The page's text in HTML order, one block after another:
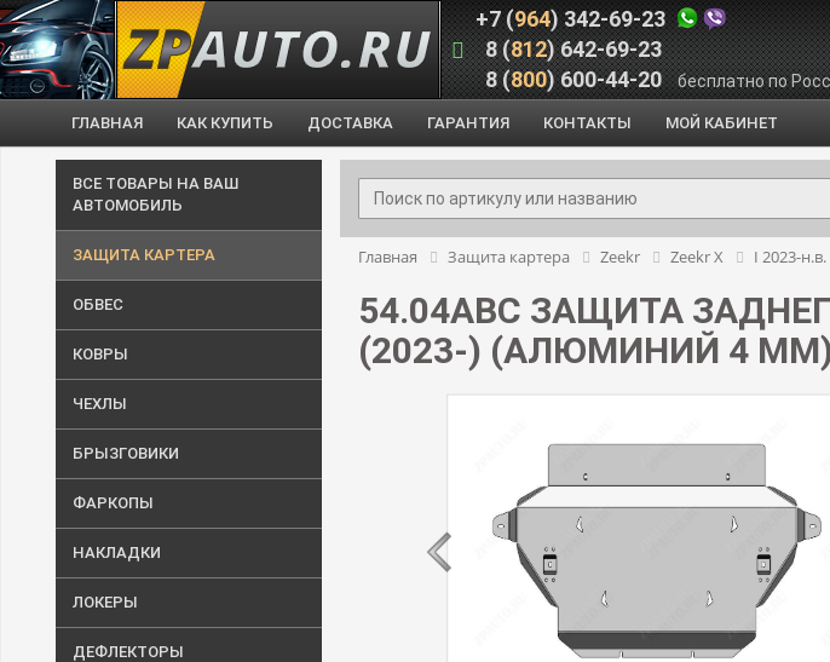
+7 (964) 342-69-23
8 (812) 642-69-23
8 (800) 600-44-20 бесплатно по
ГЛАВНАЯ КАК КУПИТЬ ДОСТАВКА ГАРАНТИЯ КОНТАКТЫ МОЙ КАБИНЕТ
ВСЕ ТОВАРЫ НА ВАШ
АВТОМОБИЛЬ
ЗАЩИТА КАРТЕРА
ОБВЕС
КОВРЫ
ЧЕХЛЫ
БРЫЗГОВИКИ
ФАРКОПЫ
НАКЛАДКИ
ЛОКЕРЫ
ДЕФЛЕКТОРЫ
Главная Защита картера Zeekr Zeekr X I 2023-н.в.
54.04ABC ЗАЩИТА
(2023-) (АЛЮМИНИЙ 4